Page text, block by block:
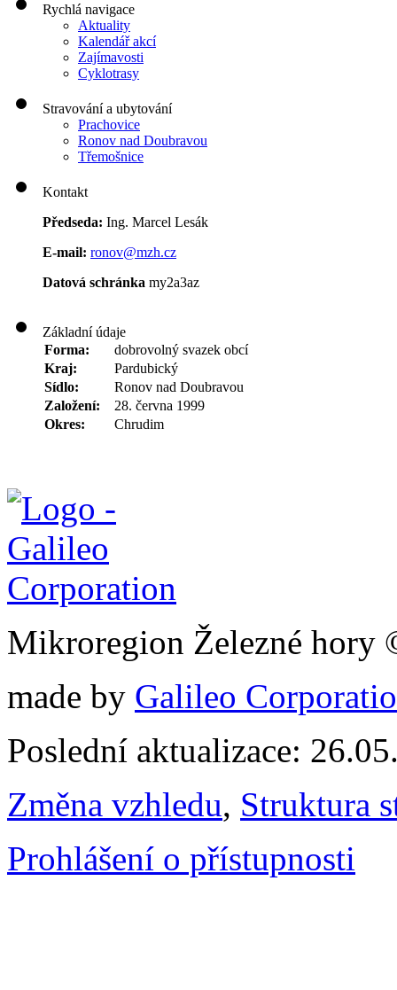
Rychlá navigace
Aktuality
Kalendář akcí
Zajímavosti
Cyklotrasy
Stravování a ubytování
Prachovice
Ronov nad Doubravou
Třemošnice
Kontakt
Předseda: Ing. Marcel Lesák
E-mail: ronov@mzh.cz
Datová schránka my2a3az
Základní údaje
Forma:
dobrovolný svazek obcí
Kraj:
Pardubický
Sídlo:
Ronov nad Doubravou
Založení:
28. června 1999
Okres:
Chrudim
Mikroregion Železné hory
made by Galileo
Poslední aktualizace:
Změna vzhledu, Struktura
Prohlášení o přístupnosti